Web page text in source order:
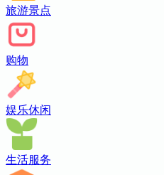
旅游景点
购物
娱乐休闲
生活服务